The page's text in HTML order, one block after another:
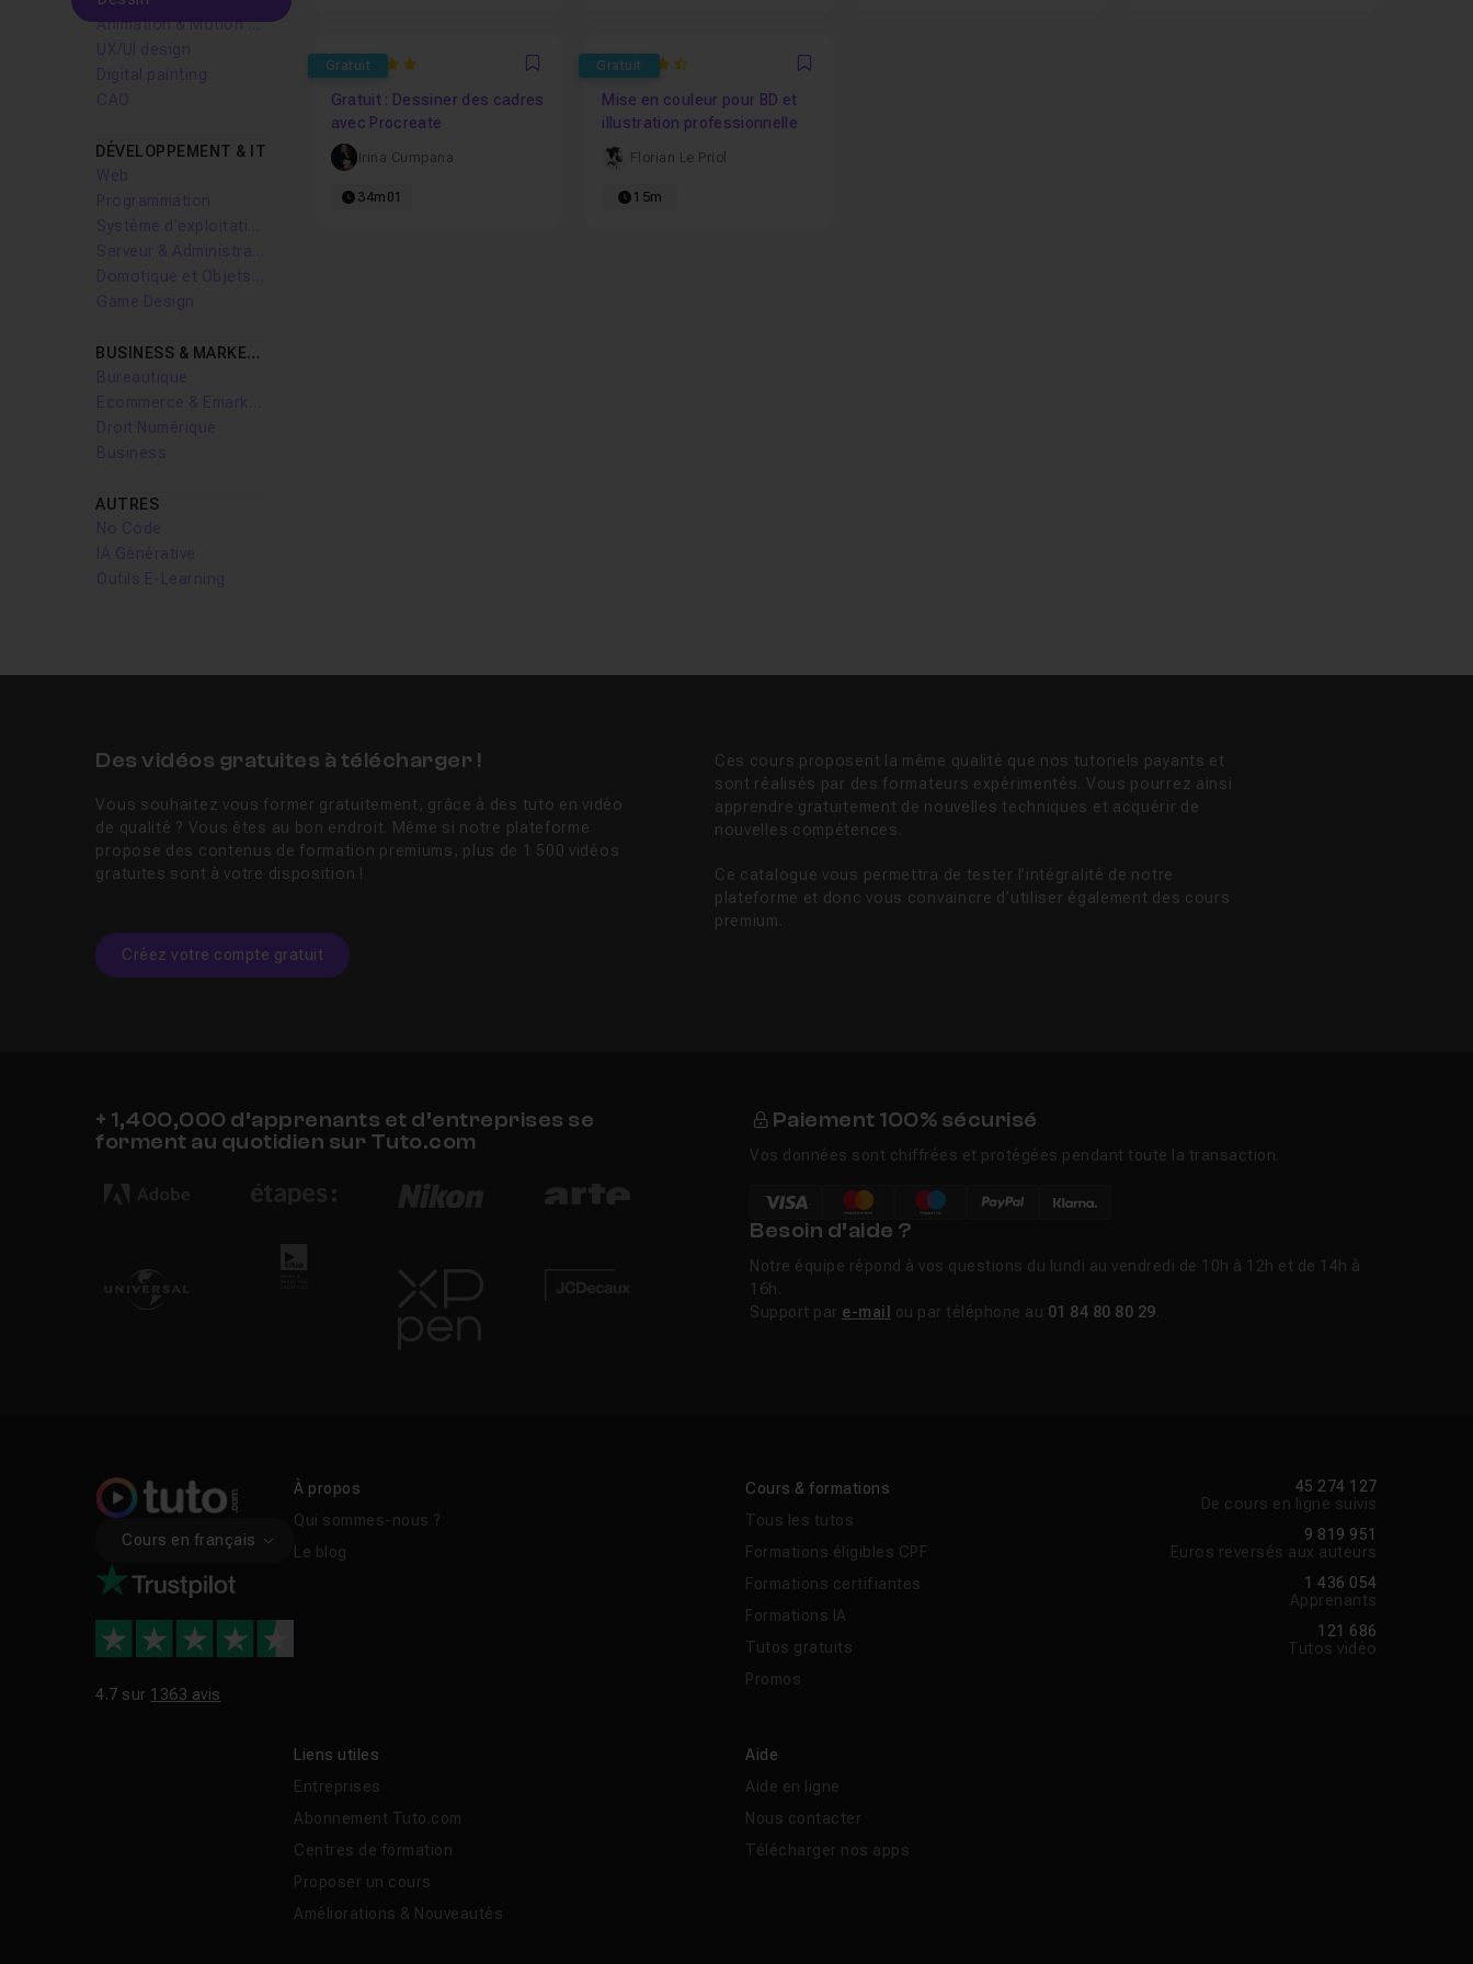
Animation & Motion design
UX/UI design
Digital painting
CAO
DÉVELOPPEMENT & IT
Web
Programmation
Game Design
BUSINESS & MARKETING
Bureautique
Droit Numérique
Business
AUTRES
No Code
IA Générative
Outils E-Learning
Gratuit
5 Favori
Gratuit : Dessiner des cadres
avec Procreate
Irina Cumpana
34m01
Gratuit
4.7602339181287 Favori
Mise en couleur pour BD et
illustration professionnelle
Florian Le Priol
15m
Des vidéos gratuites à télécharger !
Vous souhaitez vous former gratuitement, grâce à des tuto en vidéo
de qualité ? Vous êtes au bon endroit. Même si notre plateforme
propose des contenus de formation premiums, plus de 1 500 vidéos
gratuites sont à votre disposition !
Ces cours proposent la même qualité que nos tutoriels payants et
sont réalisés par des formateurs expérimentés. Vous pourrez ainsi
apprendre gratuitement de nouvelles techniques et acquérir de
nouvelles compétences.
Ce catalogue vous permettra de tester l’intégralité de notre
plateforme et donc vous convaincre d’utiliser également des cours
premium.
Créez votre compte gratuit
+ 1,400,000 d’apprenants et d’entreprises se
forment au quotidien sur Tuto.com
Paiement 100% sécurisé
Vos données sont chiffrées et protégées pendant toute la transaction.
Besoin d’aide ?
Notre équipe répond à vos questions du lundi au vendredi de 10h à 12h et de 14h à
16h.
Support par e-mail ou par téléphone au 01 84 80 80 29
Cours en français
4.7 sur 1363 avis
À propos
Qui sommes-nous ?
Le blog
Cours & formations
Tous les tutos
Formations éligibles CPF
Formations certifiantes
Formations IA
Tutos gratuits
Promos
Liens utiles
Entreprises
Abonnement Tuto.com
Centres de formation
Proposer un cours
Améliorations & Nouveautés
Aide
Aide en ligne
Nous contacter
Télécharger nos apps
45 274 127
De cours en ligne suivis
9 819 951
Euros reversés aux auteurs
1 436 054
Apprenants
121 686
Tutos vidéo